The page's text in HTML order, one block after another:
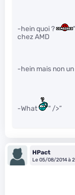
-hein quoi ?
chez AMD
-hein mais non
-What " />”
HPact
Le 05/08/2014 à